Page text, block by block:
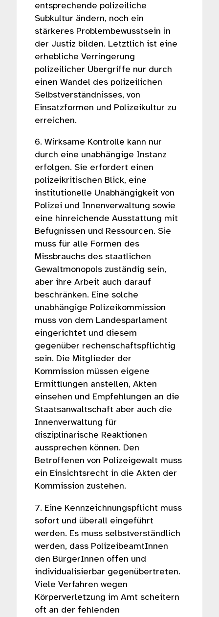
entsprechende polizeiliche
Subkultur ändern, noch ein
stärkeres Problembewusstsein in
der Justiz bilden. Letztlich ist eine
erhebliche Verringerung
polizeilicher Übergriffe nur durch
einen Wandel des polizeilichen
Selbstverständnisses, von
Einsatzformen und Polizeikultur zu
erreichen.
6. Wirksame Kontrolle kann nur
durch eine unabhängige Instanz
erfolgen. Sie erfordert einen
polizeikritischen Blick, eine
institutionelle Unabhängigkeit von
Polizei und Innenverwaltung sowie
eine hinreichende Ausstattung mit
Befugnissen und Ressourcen. Sie
muss für alle Formen des
Missbrauchs des staatlichen
Gewaltmonopols zuständig sein,
aber ihre Arbeit auch darauf
beschränken. Eine solche
unabhängige Polizeikommission
muss von dem Landesparlament
eingerichtet und diesem
gegenüber rechenschaftspflichtig
sein. Die Mitglieder der
Kommission müssen eigene
Ermittlungen anstellen, Akten
einsehen und Empfehlungen an die
Staatsanwaltschaft aber auch die
Innenverwaltung für
disziplinarische Reaktionen
aussprechen können. Den
Betroffenen von Polizeigewalt muss
ein Einsichtsrecht in die Akten der
Kommission zustehen.
7. Eine Kennzeichnungspflicht muss
sofort und überall eingeführt
werden. Es muss selbstverständlich
werden, dass PolizeibeamtInnen
den BürgerInnen offen und
individualisierbar gegenübertreten.
Viele Verfahren wegen
Körperverletzung im Amt scheitern
oft an der fehlenden